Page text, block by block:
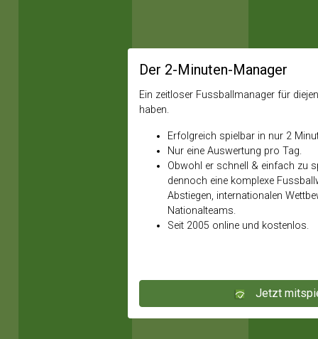
Der 2-Minuten-Manager
Ein zeitloser Fussballmanager für
haben.
Erfolgreich spielbar in nur 2
Nur eine Auswertung pro Tag.
Obwohl er schnell & einfach zu
dennoch eine komplexe
Abstiegen, internationalen
Nationalteams.
Seit 2005 online und kostenlos.
Jetzt